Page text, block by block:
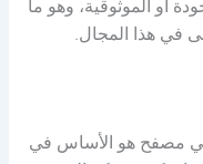
أو الموثوقية، وهو ما
في هذا المجال.
مصفح هو الأساس في